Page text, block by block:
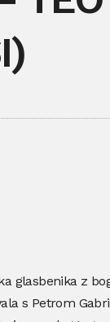
glasbenika z
s Petrom